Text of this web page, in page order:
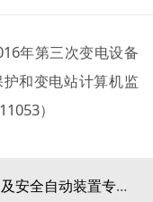
年第三次变电设备
和变电站计算机监
）
继电保护装置）合格产品公告